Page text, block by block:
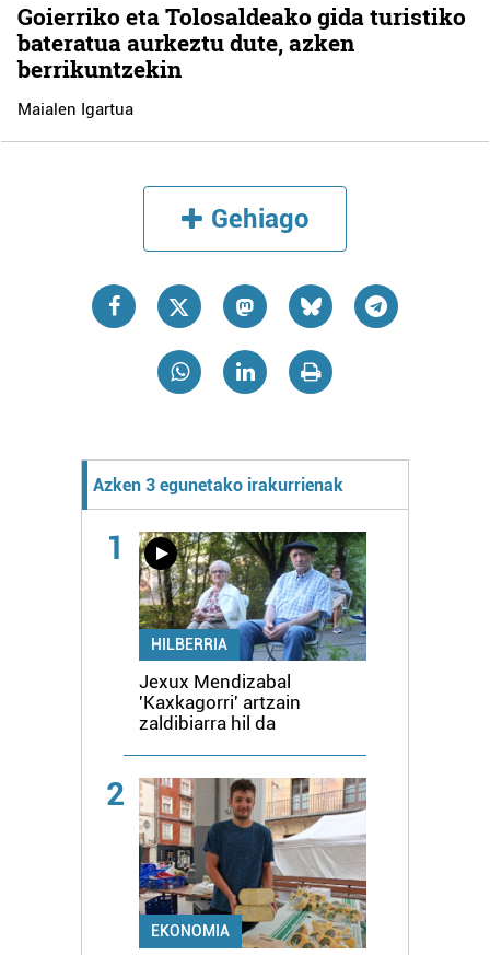
Goierriko eta Tolosaldeako gida turistiko
bateratua aurkeztu dute, azken
berrikuntzekin
Maialen Igartua
Gehiago
Azken 3 egunetako irakurrienak
1
HILBERRIA
Jexux Mendizabal
'Kaxkagorri' artzain
zaldibiarra hil da
2
EKONOMIA